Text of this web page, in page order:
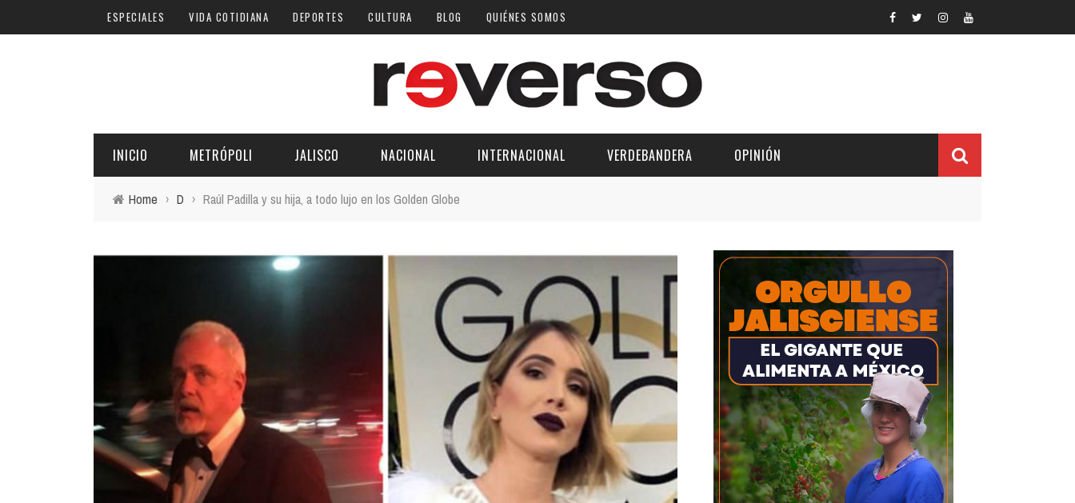
ESPECIALES VIDA COTIDIANA DEPORTES CULTURA BLOG QUIÉNES SOMOS
INICIO METRÓPOLI JALISCO NACIONAL INTERNACIONAL VERDEBANDERA OPINIÓN
Home › D › Raúl Padilla y su hija, a todo lujo en los Golden Globe